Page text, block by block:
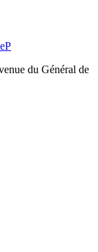
du Général de